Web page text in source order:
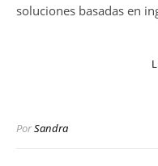
soluciones basadas en
PorSandra